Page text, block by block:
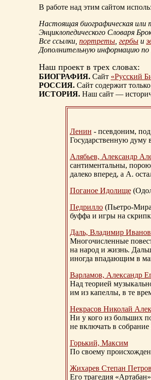
В работе над этим сайтом
Настоящая биографическая или
Энциклопедического Словаря
Все ссылки, портреты, гербы и
Дополнительную информацию
Наш проект в трех словах:
БИОГРАФИЯ. Сайт «Русский
РОССИЯ. Сайт содержит
ИСТОРИЯ. Наш сайт —
Ленин - псевдоним,
Государственную думу
Алябьев, Александр
сантиментальны,
далеко вперед, а А.
Поганое Идолище
Педрилло(Пьетро-Мира
буффа и игры на
Даль, Владимир
Многочисленные
на народ и жизнь.
иногда впадающим в
Варламов, Александр
Над теорией
им из капеллы, в те
Некрасов Николай
Ни у кого из больших
не включать в
Горький, Максим
По своему
Жихарев Степан
Его трагедия